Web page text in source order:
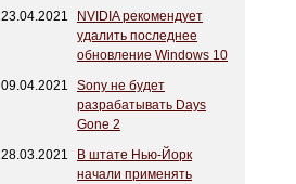
23.04.2021
NVIDIA рекомендует
удалить последнее
обновление Windows 10
09.04.2021
Sony не будет
разрабатывать Days
Gone 2
28.03.2021
В штате Нью-Йорк
начали применять